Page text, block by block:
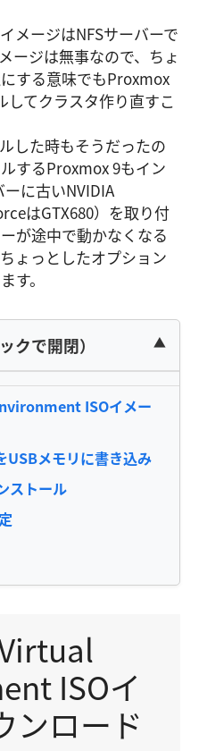
メージはNFSサーバーで
ージは無事なので、ちょ
する意味でもProxmox
てクラスタ作り直すこ
した時もそうだったの
するProxmox 9もイン
に古いNVIDIA
はGTX680）を取り付
が途中で動かなくなる
ょっとしたオプション
す。
クで開閉）
ISOイメー
メモリに書き込み
ストール
ISOイ
ンロード